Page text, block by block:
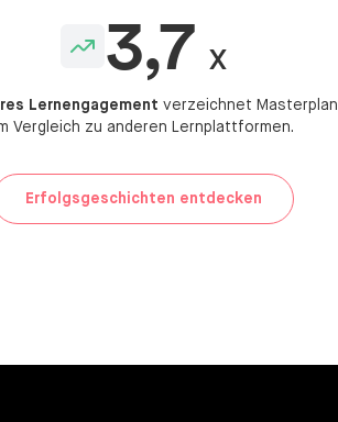
3,7X
Lernengagement verzeichnet Masterplan
Vergleich zu anderen Lernplattformen.
Erfolgsgeschichten entdecken